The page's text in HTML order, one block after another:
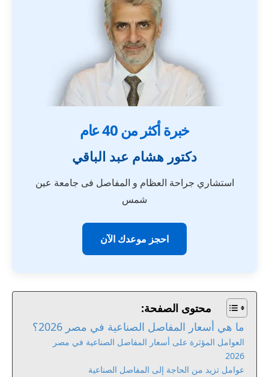
خبرة أكثر من 40 عام
دكتور هشام عبد الباقي
استشاري جراحة العظام و المفاصل فى جامعة عين
شمس
احجز موعدك الآن
محتوى الصفحة:
ما هي أسعار المفاصل الصناعية في مصر 2026؟
العوامل المؤثرة على أسعار المفاصل الصناعية في مصر
2026
عوامل تزيد من الحاجة إلى المفاصل الصناعية